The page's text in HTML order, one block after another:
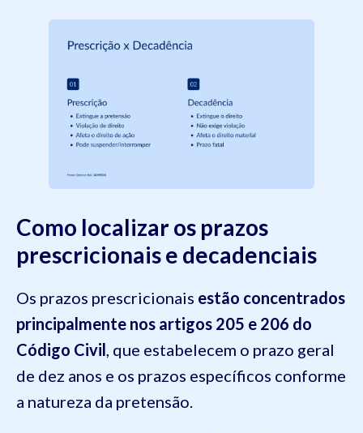
Como localizar os prazos
prescricionais e decadenciais
Os prazos prescricionais estão concentrados
principalmente nos artigos 205 e 206 do
Código Civil, que estabelecem o prazo geral
de dez anos e os prazos específicos conforme
a natureza da pretensão.